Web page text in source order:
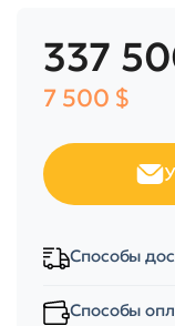
337
7 500 $
Способы
Способы